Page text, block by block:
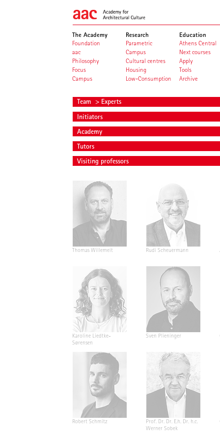
The Academy
Foundation
aac
Philosophy
Focus
Campus
Research
Parametric
Campus
Cultural centres
Housing
Low-Consumption
Education
Athens Central
Next courses
Apply
Tools
Archive
Team > Experts
Initiators
Academy
Tutors
Visiting professors
Thomas Willemeit Rudi Scheuermann
Karoline Liedtke-
Sørensen
Sven Plieninger
Robert Schmitz
Prof. Dr. Dr. E.h. Dr. h.c.
Werner Sobek